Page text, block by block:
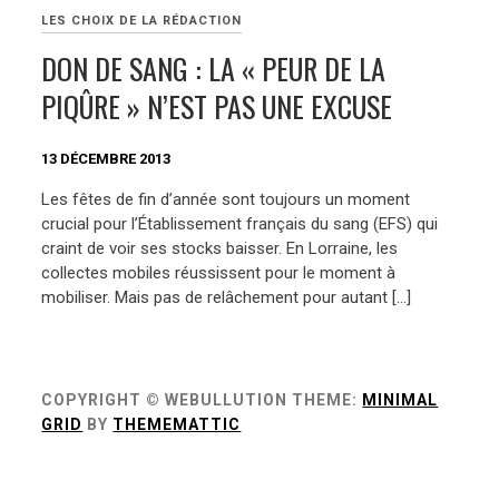
LES CHOIX DE LA RÉDACTION
DON DE SANG : LA « PEUR DE LA
PIQÛRE » N’EST PAS UNE EXCUSE
13 DÉCEMBRE 2013
Les fêtes de fin d’année sont toujours un moment
crucial pour l’Établissement français du sang (EFS) qui
craint de voir ses stocks baisser. En Lorraine, les
collectes mobiles réussissent pour le moment à
mobiliser. Mais pas de relâchement pour autant […]
COPYRIGHT © WEBULLUTION THEME: MINIMAL
GRID BY THEMEMATTIC